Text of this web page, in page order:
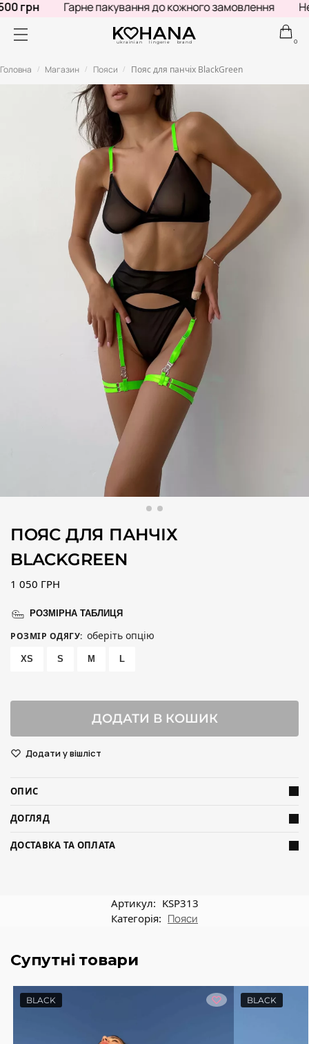
грн Гарне пакування до кожного замовлення
ukrainian lingerie brand 0
Головна / Магазин / Пояси / Пояс для панчіх BlackGreen
ПОЯС ДЛЯ ПАНЧІХ
BLACKGREEN
1 050 ГРН
РОЗМІРНА ТАБЛИЦЯ
РОЗМІР ОДЯГУ: оберіть опцію
XS S M L
ДОДАТИ В КОШИК
Додати у вішліст
ОПИС
ДОГЛЯД
ДОСТАВКА ТА ОПЛАТА
Артикул: KSP313
Категорія: Пояси
Супутні товари
BLACK BLACK